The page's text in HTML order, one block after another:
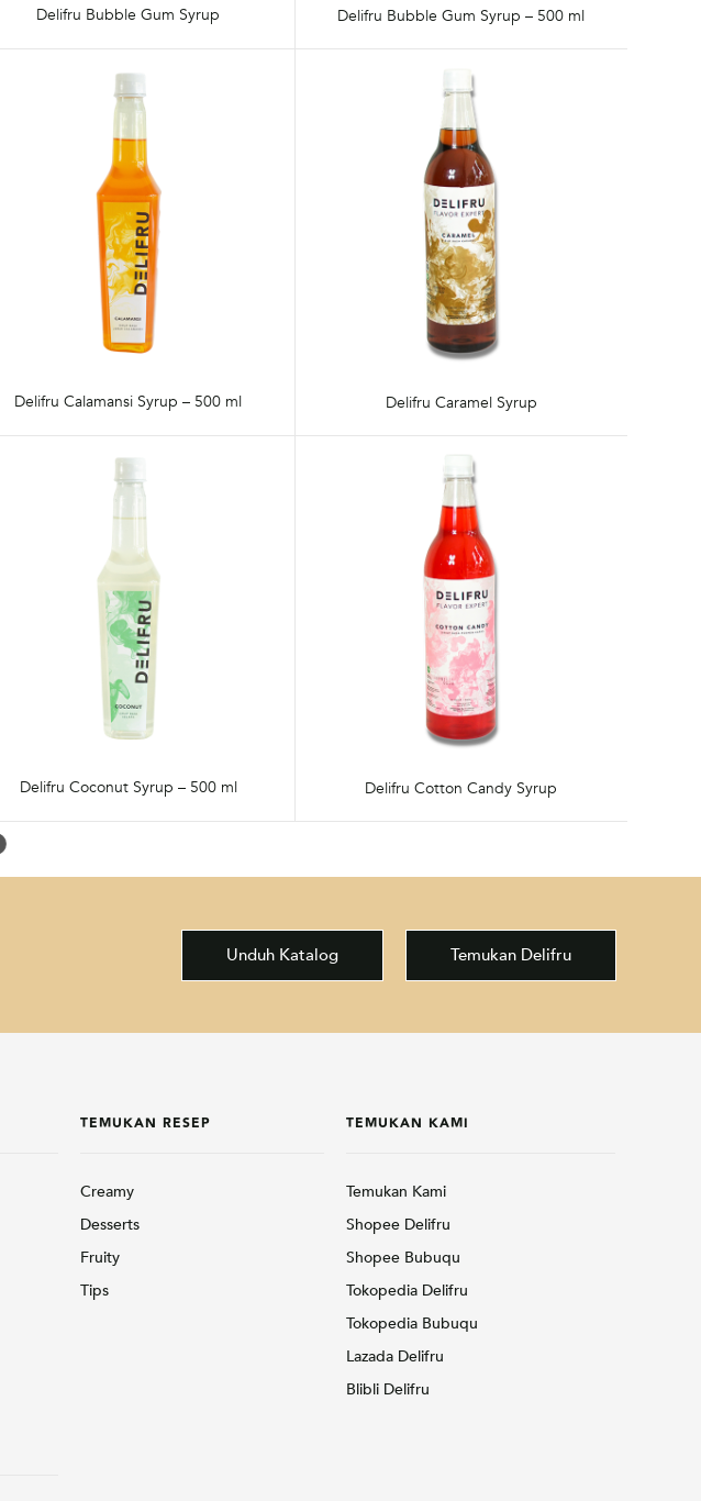
Delifru Bubble Gum Syrup Delifru Bubble Gum Syrup – 500 ml
Delifru Calamansi Syrup – 500 ml Delifru Caramel Syrup
Delifru Coconut Syrup – 500 ml Delifru Cotton Candy Syrup
Unduh Katalog Temukan Delifru
TEMUKAN RESEP
Creamy
Desserts
Fruity
Tips
TEMUKAN KAMI
Temukan Kami
Shopee Delifru
Shopee Bubuqu
Tokopedia Delifru
Tokopedia Bubuqu
Lazada Delifru
Blibli Delifru